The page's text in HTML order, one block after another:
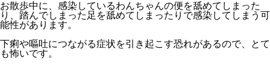
お散歩中に、感染しているわんちゃんの便を舐めてしまった
り、踏んでしまった足を舐めてしまったりで感染してしまう可
能性があります。
下痢や嘔吐につながる症状を引き起こす恐れがあるので、とて
も怖いです。